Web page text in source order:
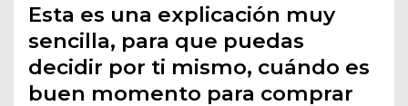
Esta es una explicación muy
sencilla, para que puedas
decidir por ti mismo, cuándo es
buen momento para comprar